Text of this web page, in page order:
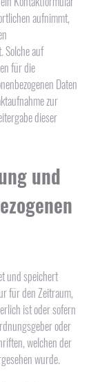
aufnimmt,
Solche auf
für die
Daten
zur
dieser
und
und speichert
für den Zeitraum,
ist oder sofern
oder
welchen der
wurde.